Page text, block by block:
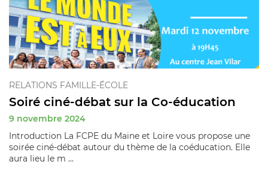
RELATIONS FAMILLE-ÉCOLE
Soiré ciné-débat sur la Co-éducation
9 novembre 2024
Introduction La FCPE du Maine et Loire vous propose une
soirée ciné-débat autour du thème de la coéducation. Elle
aura lieu le m ...